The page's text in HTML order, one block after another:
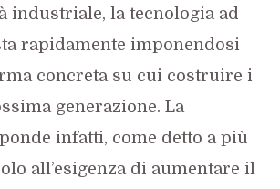
industriale, la tecnologia ad
rapidamente imponendosi
concreta su cui costruire i
generazione. La
infatti, come detto a più
all’esigenza di aumentare il